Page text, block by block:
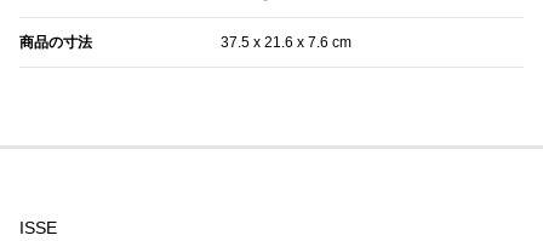
商品の寸法 ‎37.5 x 21.6 x 7.6 cm
ISSE